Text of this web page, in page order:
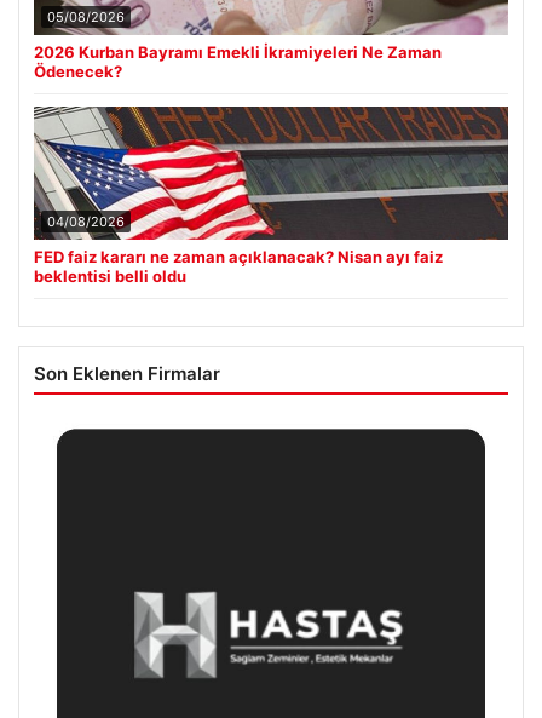
05/08/2026
2026 Kurban Bayramı Emekli İkramiyeleri Ne Zaman
Ödenecek?
04/08/2026
FED faiz kararı ne zaman açıklanacak? Nisan ayı faiz
beklentisi belli oldu
Son Eklenen Firmalar